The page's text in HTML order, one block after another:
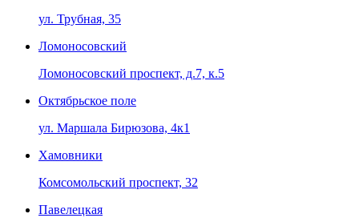
ул. Трубная, 35
Ломоносовский
Ломоносовский проспект, д.7, к.5
Октябрьское поле
ул. Маршала Бирюзова, 4к1
Хамовники
Комсомольский проспект, 32
Павелецкая